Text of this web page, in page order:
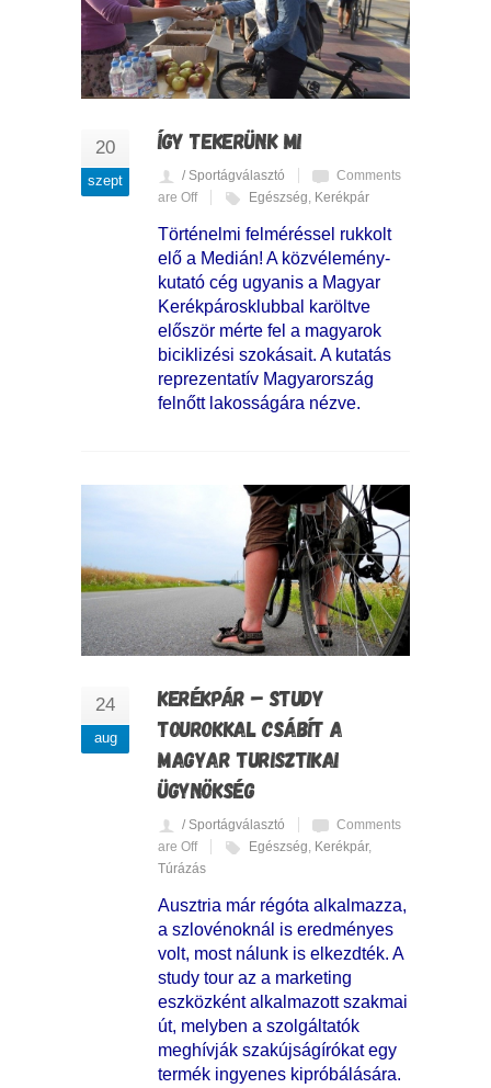
20
szept
ÍGY TEKERÜNK MI
/ Sportágválasztó
Comments
are Off
Egészség Kerékpár
Történelmi felméréssel rukkolt
elő a Medián! A közvélemény-
kutató cég ugyanis a Magyar
Kerékpárosklubbal karöltve
először mérte fel a magyarok
biciklizési szokásait. A kutatás
reprezentatív Magyarország
felnőtt lakosságára nézve.
24
aug
KERÉKPÁR – STUDY
TOUROKKAL CSÁBÍT A
MAGYAR TURISZTIKAI
ÜGYNÖKSÉG
/ Sportágválasztó
Comments
are Off
Egészség, Kerékpár,
Túrázás
Ausztria már régóta alkalmazza,
a szlovénoknál is eredményes
volt, most nálunk is elkezdték. A
study tour az a marketing
eszközként alkalmazott szakmai
út, melyben a szolgáltatók
meghívják szakújságírókat egy
termék ingyenes kipróbálására.